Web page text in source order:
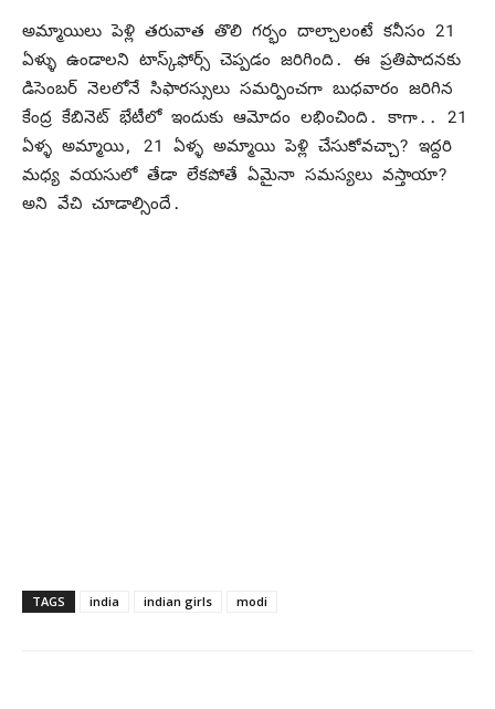
అమ్మాయిలు పెళ్లి తరువాత తొలి గర్భం దాల్చాలంటే కనీసం 21
ఏళ్ళు ఉండాలని టాస్క్‌ఫోర్స్ చెప్పడం జరిగింది. ఈ ప్రతిపాదనకు
డిసెంబర్‌ నెలలోనే సిఫారస్సులు సమర్పించగా బుధవారం జరిగిన
కేంద్ర కేబినెట్‌ భేటీలో ఇందుకు ఆమోదం లభించింది. కాగా.. 21
ఏళ్ళ అమ్మాయి, 21 ఏళ్ళ అమ్మాయి పెళ్లి చేసుకోవచ్చా? ఇద్దరి
మధ్య వయసులో తేడా లేకపోతే ఏమైనా సమస్యలు వస్తాయా?
అని వేచి చూడాల్సిందే.
TAGS india indian girls modi